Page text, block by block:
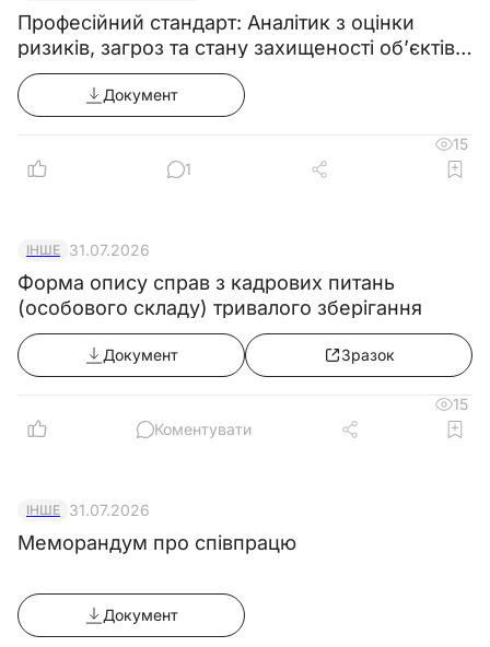
Професійний стандарт: Аналітик з оцінки
ризиків, загроз та стану захищеності об’єктів
критичної інфраструктури
Документ
15
1
ІНШЕ 31.07.2026
Форма опису справ з кадрових питань
(особового складу) тривалого зберігання
Документ Зразок
15
Коментувати
ІНШЕ 31.07.2026
Меморандум про співпрацю
Документ